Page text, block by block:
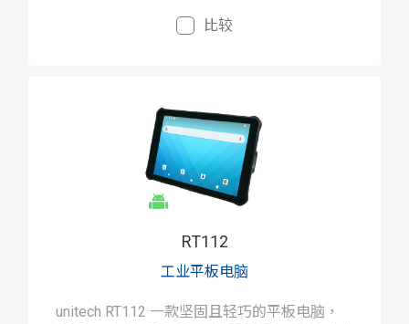
比较
RT112
工业平板电脑
unitech RT112 一款坚固且轻巧的平板电脑，